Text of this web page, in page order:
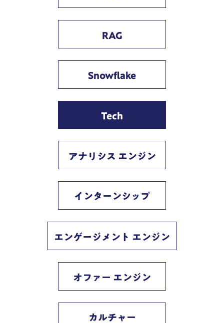
RAG
Snowflake
Tech
アナリシス エンジン
インターンシップ
エンゲージメント エンジン
オファー エンジン
カルチャー